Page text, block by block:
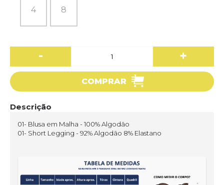
4 8
- +
COMPRAR
Descrição
01- Blusa em Malha - 100% Algodão
01- Short Legging - 92% Algodão 8% Elastano